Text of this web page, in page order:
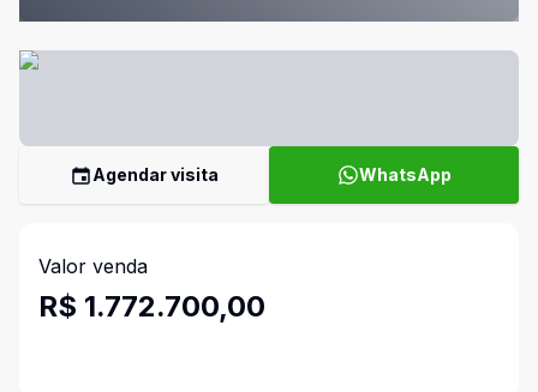
Agendar visita WhatsApp
Valor venda
R$ 1.772.700,00